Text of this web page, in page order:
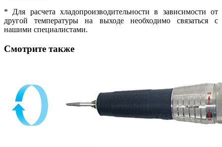
* Для расчета хладопроизводительности в зависимости от
другой температуры на выходе необходимо связаться с
нашими специалистами.
Смотрите также